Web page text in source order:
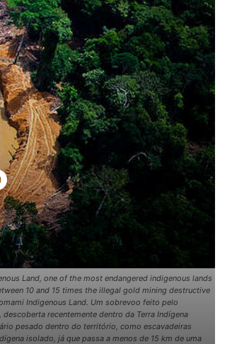
Land, one of the most endangered indigenous lands
10 and 15 times the illegal gold mining destructive
Indigenous Land. Um sobrevoo feito pelo
recentemente dentro da Terra Indígena
pesado dentro do território, como escavadeiras
isolado, já que passa a menos de 15 km de uma